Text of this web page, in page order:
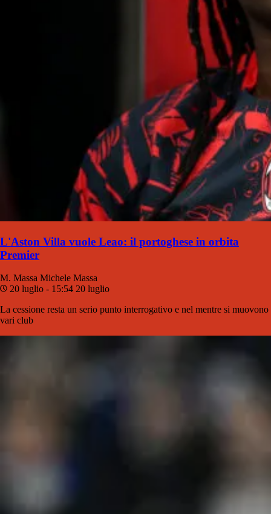
L'Aston Villa vuole Leao: il portoghese in orbita
Premier
M. Massa Michele Massa
20 luglio - 15:54 20 luglio
La cessione resta un serio punto interrogativo e nel mentre si muovono
vari club